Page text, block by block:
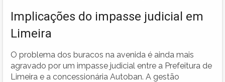
Implicações do impasse judicial em
Limeira
O problema dos buracos na avenida é ainda mais
agravado por um impasse judicial entre a Prefeitura de
Limeira e a concessionária Autoban. A gestão